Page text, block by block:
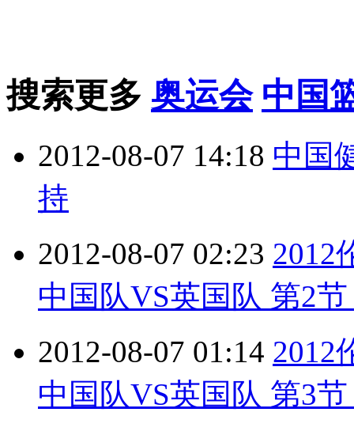
搜索更多 奥运会 中国
2012-08-07 14:18 中国
持
2012-08-07 02:23 2012
中国队VS英国队 第2节
2012-08-07 01:14 2012
中国队VS英国队 第3节